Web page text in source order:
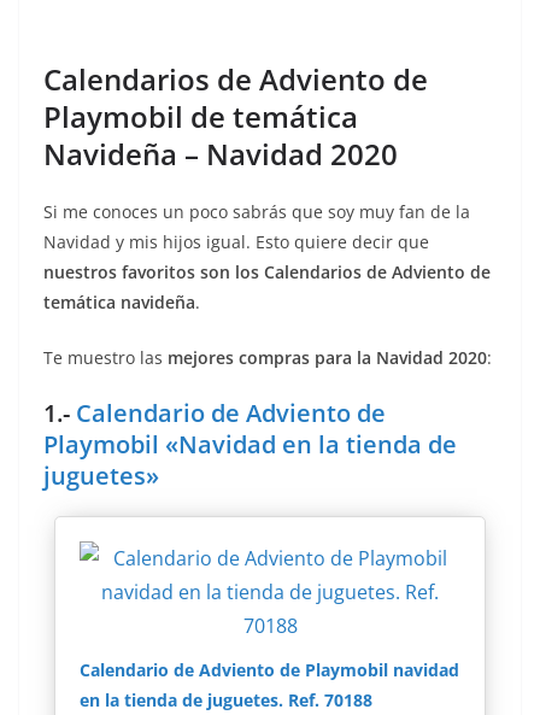
Calendarios de Adviento de
Playmobil de temática
Navideña – Navidad 2020
Si me conoces un poco sabrás que soy muy fan de la
Navidad y mis hijos igual. Esto quiere decir que
nuestros favoritos son los Calendarios de Adviento de
temática navideña.
Te muestro las mejores compras para la Navidad 2020:
1.- Calendario de Adviento de
Playmobil «Navidad en la tienda de
juguetes»
Calendario de Adviento de Playmobil navidad
en la tienda de juguetes. Ref. 70188